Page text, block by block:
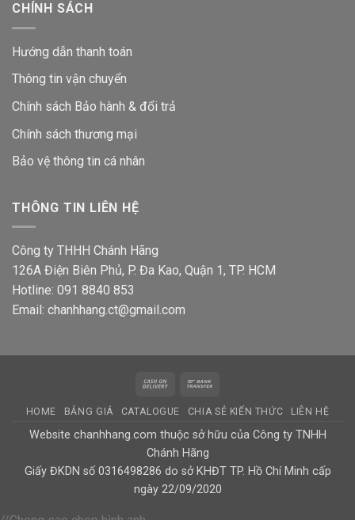
CHÍNH SÁCH
Hướng dẫn thanh toán
Thông tin vận chuyển
Chính sách Bảo hành & đổi trả
Chính sách thương mại
Bảo vệ thông tin cá nhân
THÔNG TIN LIÊN HỆ
Công ty THHH Chánh Hãng
126A Điện Biên Phủ, P. Đa Kao, Quận 1, TP. HCM
Hotline: 091 8840 853
Email: chanhhang.ct@gmail.com
Cash
Delivery
HOME BẢNG GIÁ CATALOGUE CHIA SẺ KIẾN THỨC LIÊN HỆ
Website chanhhang.com thuộc sở hữu của Công ty TNHH
Chánh Hãng
Giấy ĐKDN số 0316498286 do sở KHĐT TP. Hồ Chí Minh cấp
ngày 22/09/2020